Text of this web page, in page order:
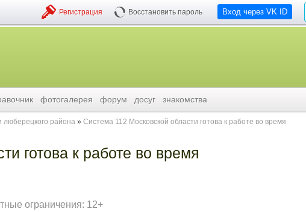
Вход через VK ID
Регистрация Восстановить пароль
фотогалерея форум досуг знакомства
люберецкого района
Система 112 Московской области готова к работе во время
готова к работе во время
ограничения: 12+